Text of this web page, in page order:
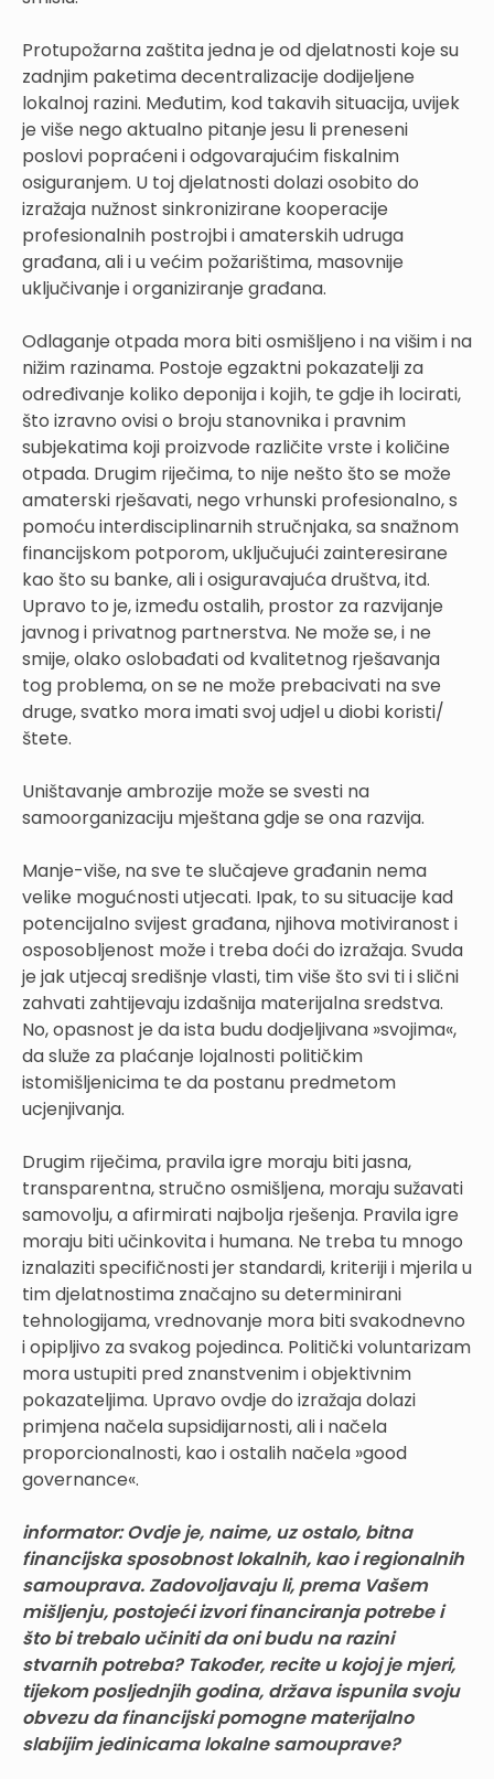
Protupožarna zaštita jedna je od djelatnosti koje su
zadnjim paketima decentralizacije dodijeljene
lokalnoj razini. Međutim, kod takavih situacija, uvijek
je više nego aktualno pitanje jesu li preneseni
poslovi popraćeni i odgovarajućim fiskalnim
osiguranjem. U toj djelatnosti dolazi osobito do
izražaja nužnost sinkronizirane kooperacije
profesionalnih postrojbi i amaterskih udruga
građana, ali i u većim požarištima, masovnije
uključivanje i organiziranje građana.
Odlaganje otpada mora biti osmišljeno i na višim i na
nižim razinama. Postoje egzaktni pokazatelji za
određivanje koliko deponija i kojih, te gdje ih locirati,
što izravno ovisi o broju stanovnika i pravnim
subjekatima koji proizvode različite vrste i količine
otpada. Drugim riječima, to nije nešto što se može
amaterski rješavati, nego vrhunski profesionalno, s
pomoću interdisciplinarnih stručnjaka, sa snažnom
financijskom potporom, uključujući zainteresirane
kao što su banke, ali i osiguravajuća društva, itd.
Upravo to je, između ostalih, prostor za razvijanje
javnog i privatnog partnerstva. Ne može se, i ne
smije, olako oslobađati od kvalitetnog rješavanja
tog problema, on se ne može prebacivati na sve
druge, svatko mora imati svoj udjel u diobi koristi/
štete.
Uništavanje ambrozije može se svesti na
samoorganizaciju mještana gdje se ona razvija.
Manje-više, na sve te slučajeve građanin nema
velike mogućnosti utjecati. Ipak, to su situacije kad
potencijalno svijest građana, njihova motiviranost i
osposobljenost može i treba doći do izražaja. Svuda
je jak utjecaj središnje vlasti, tim više što svi ti i slični
zahvati zahtijevaju izdašnija materijalna sredstva.
No, opasnost je da ista budu dodjeljivana »svojima«,
da služe za plaćanje lojalnosti političkim
istomišljenicima te da postanu predmetom
ucjenjivanja.
Drugim riječima, pravila igre moraju biti jasna,
transparentna, stručno osmišljena, moraju sužavati
samovolju, a afirmirati najbolja rješenja. Pravila igre
moraju biti učinkovita i humana. Ne treba tu mnogo
iznalaziti specifičnosti jer standardi, kriteriji i mjerila u
tim djelatnostima značajno su determinirani
tehnologijama, vrednovanje mora biti svakodnevno
i opipljivo za svakog pojedinca. Politički voluntarizam
mora ustupiti pred znanstvenim i objektivnim
pokazateljima. Upravo ovdje do izražaja dolazi
primjena načela supsidijarnosti, ali i načela
proporcionalnosti, kao i ostalih načela »good
governance«.
informator: Ovdje je, naime, uz ostalo, bitna
financijska sposobnost lokalnih, kao i regionalnih
samouprava. Zadovoljavaju li, prema Vašem
mišljenju, postojeći izvori financiranja potrebe i
što bi trebalo učiniti da oni budu na razini
stvarnih potreba? Također, recite u kojoj je mjeri,
tijekom posljednjih godina, država ispunila svoju
obvezu da financijski pomogne materijalno
slabijim jedinicama lokalne samouprave?